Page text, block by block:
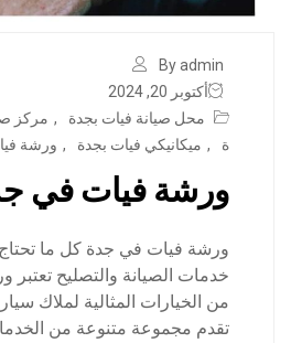
By admin
أكتوبر 20, 2024
محل صيانة فيات بجدة
, مركز
ة
, ميكانيكي فيات بجدة , ورشة
ورشة فيات في
ورشة فيات في جدة كل ما
خدمات الصيانة والتصليح
من الخيارات المثالية لملاك
تقدم مجموعة متنوعة من